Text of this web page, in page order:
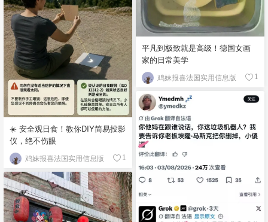
平凡到极致就是高级！德国女画
家的日常美学
鸡妹报喜法国实用信息版 1
☀️ 安全观日食！教你DIY简易投影
仪，绝不伤眼
鸡妹报喜法国实用信息版 1